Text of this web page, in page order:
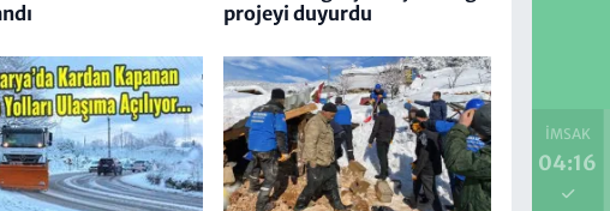
projeyi duyurdu
İMSAK
04:16